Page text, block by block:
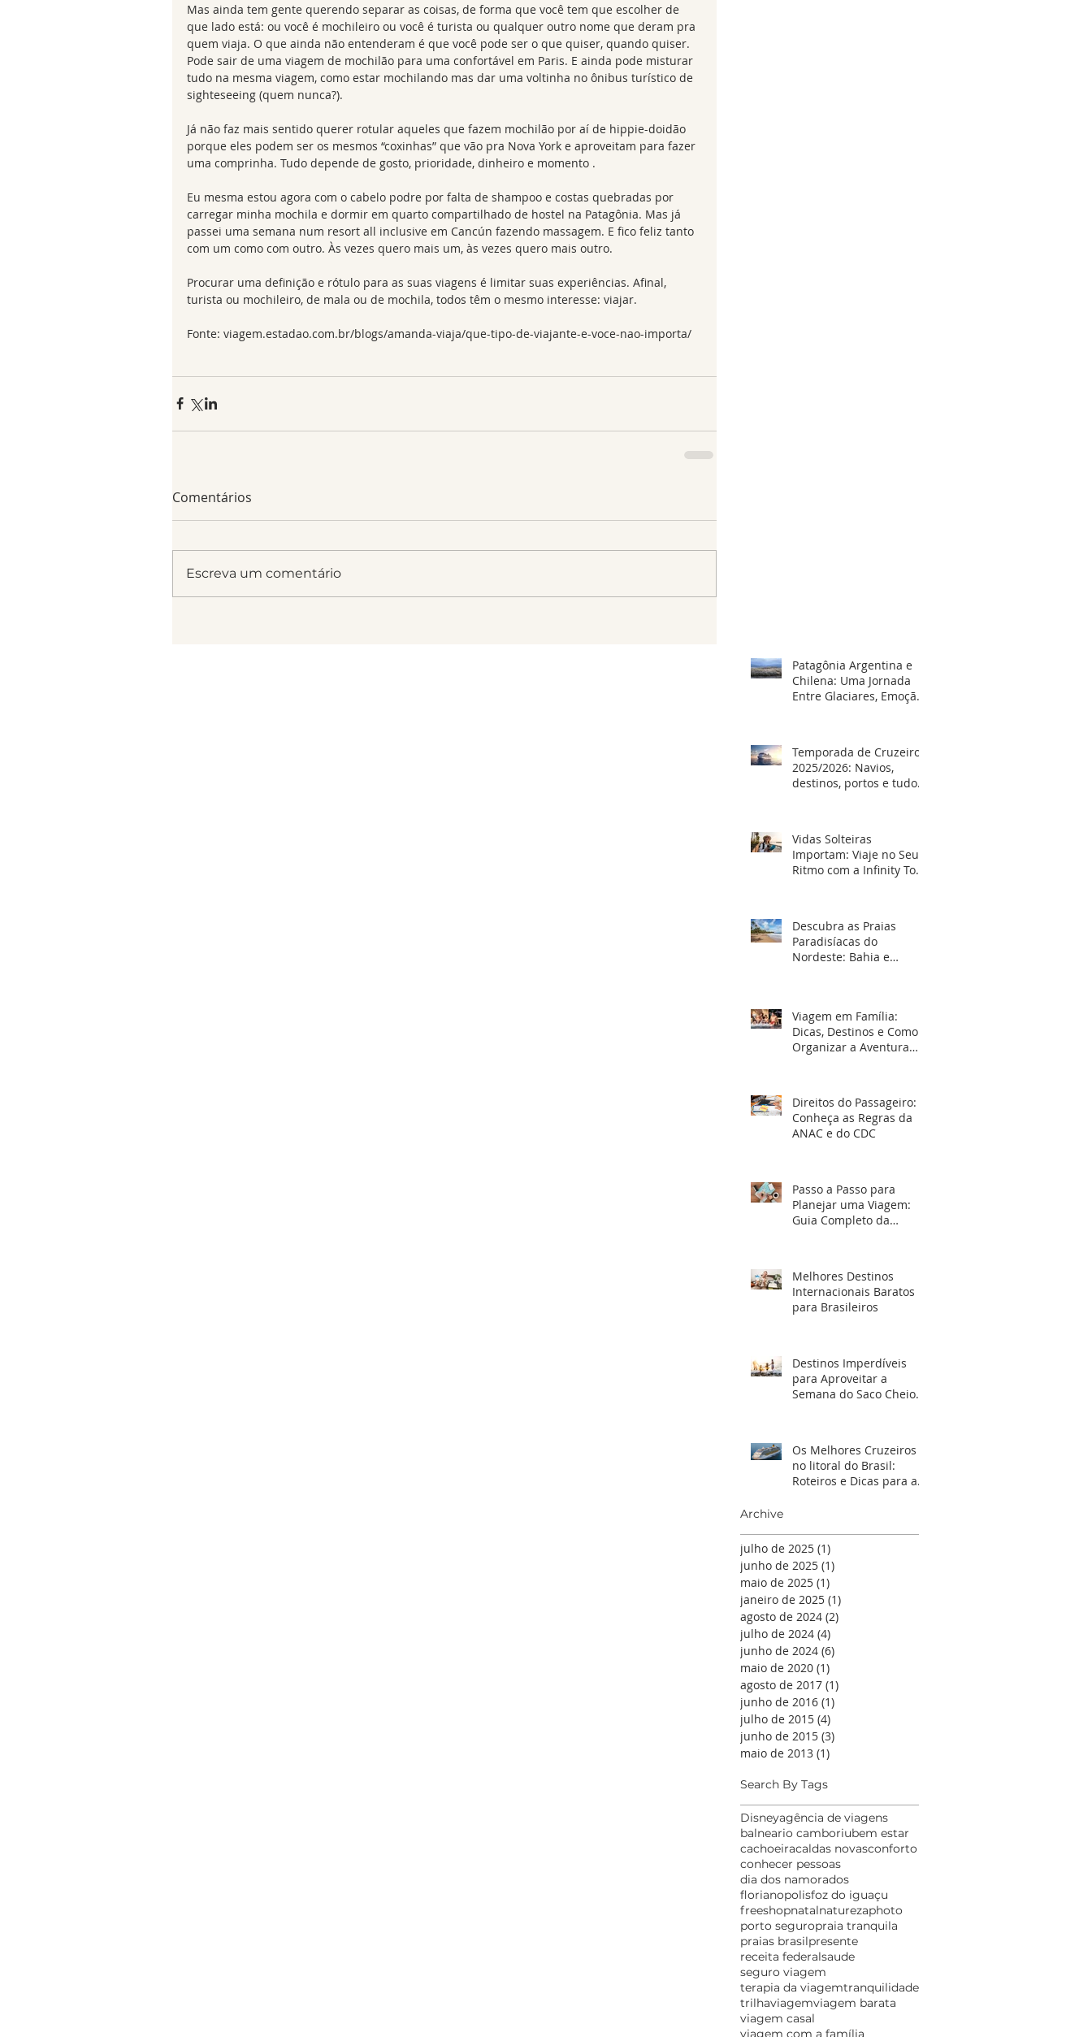
Mas ainda tem gente querendo separar as coisas, de forma que você tem que escolher de
que lado está: ou você é mochileiro ou você é turista ou qualquer outro nome que deram pra
quem viaja. O que ainda não entenderam é que você pode ser o que quiser, quando quiser.
Pode sair de uma viagem de mochilão para uma confortável em Paris. E ainda pode misturar
tudo na mesma viagem, como estar mochilando mas dar uma voltinha no ônibus turístico de
sighteseeing (quem nunca?).
Já não faz mais sentido querer rotular aqueles que fazem mochilão por aí de hippie-doidão
porque eles podem ser os mesmos “coxinhas” que vão pra Nova York e aproveitam para fazer
uma comprinha. Tudo depende de gosto, prioridade, dinheiro e momento .
Eu mesma estou agora com o cabelo podre por falta de shampoo e costas quebradas por
carregar minha mochila e dormir em quarto compartilhado de hostel na Patagônia. Mas já
passei uma semana num resort all inclusive em Cancún fazendo massagem. E fico feliz tanto
com um como com outro. Às vezes quero mais um, às vezes quero mais outro.
Procurar uma definição e rótulo para as suas viagens é limitar suas experiências. Afinal,
turista ou mochileiro, de mala ou de mochila, todos têm o mesmo interesse: viajar.
Fonte: viagem.estadao.com.br/blogs/amanda-viaja/que-tipo-de-viajante-e-voce-nao-importa/
Comentários
Escreva um comentário
Patagônia Argentina e
Chilena: Uma Jornada
Entre Glaciares, Emoção
Temporada de Cruzeiros
2025/2026: Navios,
destinos, portos e tudo o
Vidas Solteiras
Importam: Viaje no Seu
Ritmo com a Infinity Tour
Descubra as Praias
Paradisíacas do
Nordeste: Bahia e
Viagem em Família:
Dicas, Destinos e Como
Organizar a Aventura
Direitos do Passageiro:
Conheça as Regras da
ANAC e do CDC
Passo a Passo para
Planejar uma Viagem:
Guia Completo da
Melhores Destinos
Internacionais Baratos
para Brasileiros
Destinos Imperdíveis
para Aproveitar a
Semana do Saco Cheio
Os Melhores Cruzeiros
no litoral do Brasil:
Roteiros e Dicas para a
Archive
julho de 2025 (1)
junho de 2025 (1)
maio de 2025 (1)
janeiro de 2025 (1)
agosto de 2024 (2)
julho de 2024 (4)
junho de 2024 (6)
maio de 2020 (1)
agosto de 2017 (1)
junho de 2016 (1)
julho de 2015 (4)
junho de 2015 (3)
maio de 2013 (1)
Search By Tags
Disneyagência de viagens
balneario camboriubem estar
cachoeiracaldas novasconforto
conhecer pessoas
dia dos namorados
florianopolisfoz do iguaçu
freeshopnatalnaturezaphoto
porto seguropraia tranquila
praias brasilpresente
receita federalsaude
seguro viagem
terapia da viagemtranquilidade
trilhaviagemviagem barata
viagem casal
viagem com a família